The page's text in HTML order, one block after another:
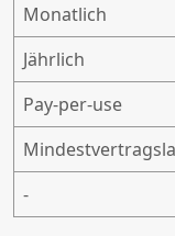
Monatlich
Jährlich
Pay-per-use
-